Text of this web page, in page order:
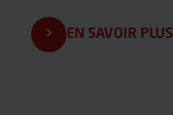
EN SAVOIR PLUS